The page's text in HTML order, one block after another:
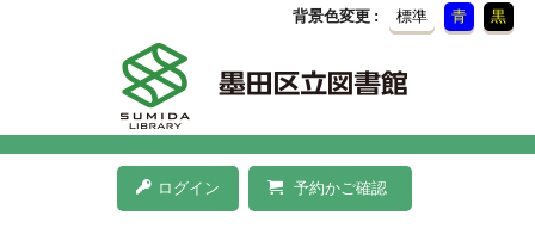
背景色変更 標準 青 黒
ログイン 予約かご確認